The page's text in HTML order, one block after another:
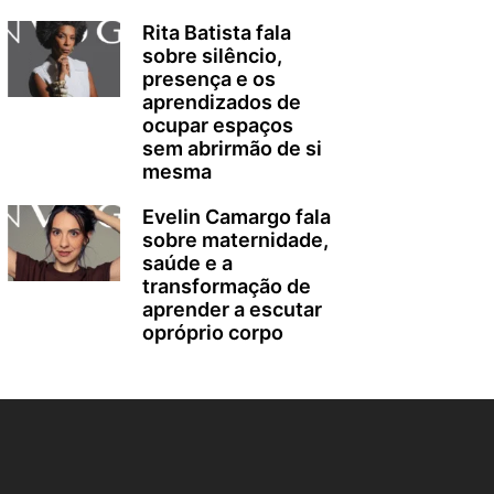
Rita Batista fala
sobre silêncio,
presença e os
aprendizados de
ocupar espaços
sem abrirmão de si
mesma
Evelin Camargo fala
sobre maternidade,
saúde e a
transformação de
aprender a escutar
opróprio corpo